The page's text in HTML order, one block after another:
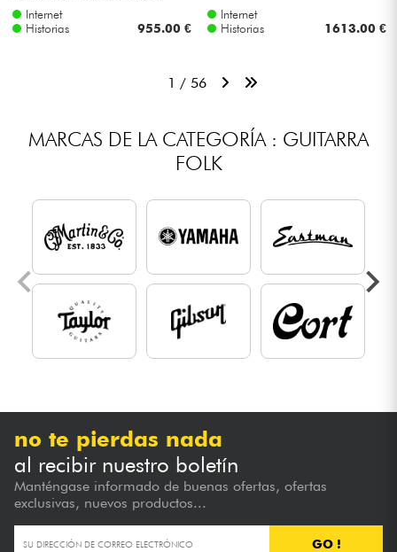
Internet
Historias
955.00 €
Internet
Historias
1613.00 €
1 / 56
MARCAS DE LA CATEGORÍA : GUITARRA
FOLK
no te pierdas nada
al recibir nuestro boletín
Manténgase informado de buenas ofertas, ofertas
exclusivas, nuevos productos...
GO !